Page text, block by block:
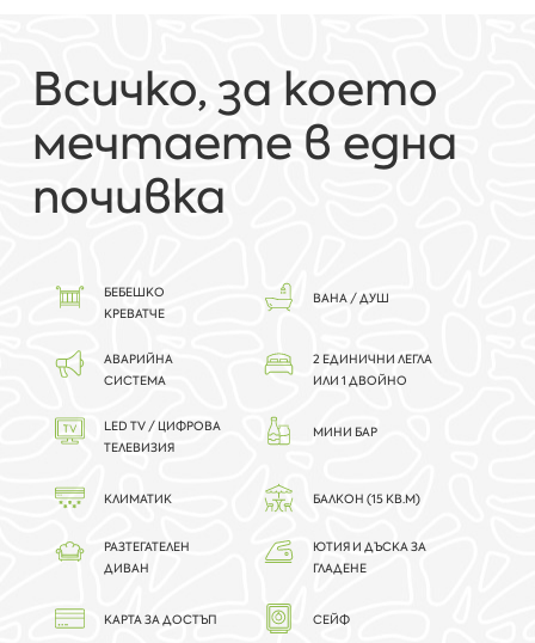
Всичко, за което
мечтаете в една
почивка
БЕБЕШКО
КРЕВАТЧЕ
ВАНА / ДУШ
АВАРИЙНА
СИСТЕМА
2 ЕДИНИЧНИ ЛЕГЛА
ИЛИ 1 ДВОЙНО
LED TV / ЦИФРОВА
ТЕЛЕВИЗИЯ
МИНИ БАР
КЛИМАТИК БАЛКОН (15 КВ.М)
РАЗТЕГАТЕЛЕН
ДИВАН
ЮТИЯ И ДЪСКА ЗА
ГЛАДЕНЕ
КАРТА ЗА ДОСТЪП СЕЙФ